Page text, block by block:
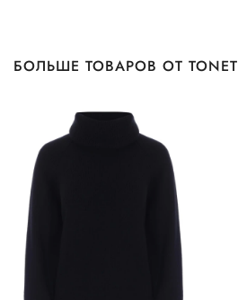
БОЛЬШЕ ТОВАРОВ ОТ TONET